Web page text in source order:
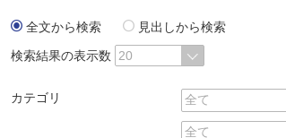
全文から検索
見出しから検索
検索結果の表示数
カテゴリ